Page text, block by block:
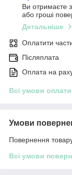
Ви отримаєте
або гроші
Детальніше
Оплатити
Післяплата
Оплата на
Всі умови оплати
Умови
Повернення
Всі умови